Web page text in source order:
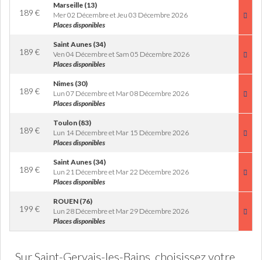
189 €
Marseille (13)
Mer 02 Décembre et Jeu 03 Décembre 2026
Places disponibles
189 €
Saint Aunes (34)
Ven 04 Décembre et Sam 05 Décembre 2026
Places disponibles
189 €
Nimes (30)
Lun 07 Décembre et Mar 08 Décembre 2026
Places disponibles
189 €
Toulon (83)
Lun 14 Décembre et Mar 15 Décembre 2026
Places disponibles
189 €
Saint Aunes (34)
Lun 21 Décembre et Mar 22 Décembre 2026
Places disponibles
199 €
ROUEN (76)
Lun 28 Décembre et Mar 29 Décembre 2026
Places disponibles
Sur Saint-Gervais-les-Bains, choisissez votre